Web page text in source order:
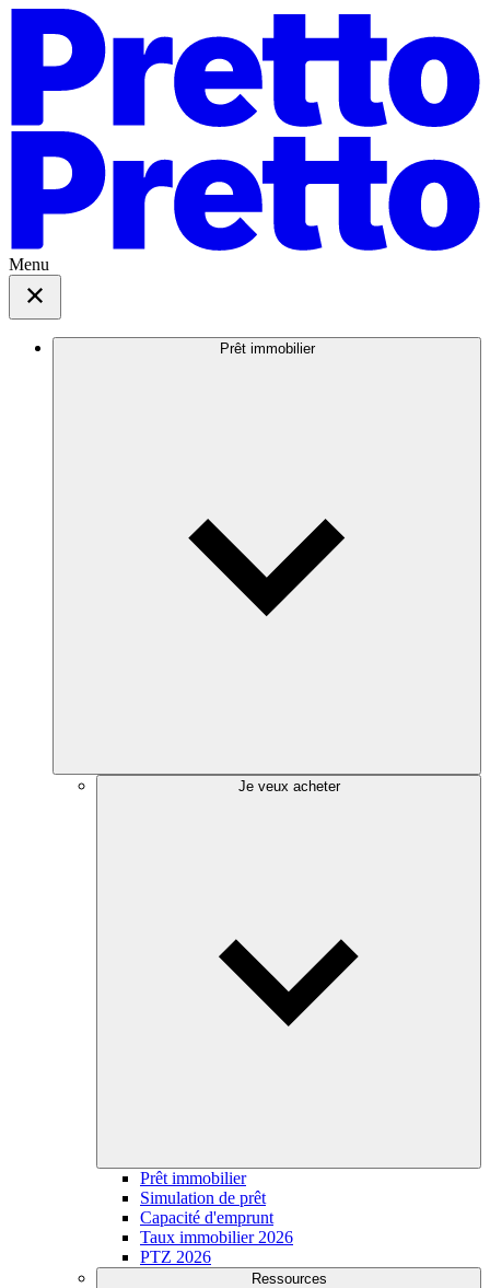
Menu
Prêt immobilier
Je veux acheter
Prêt immobilier
Simulation de prêt
Capacité d'emprunt
Taux immobilier 2026
PTZ 2026
Ressources